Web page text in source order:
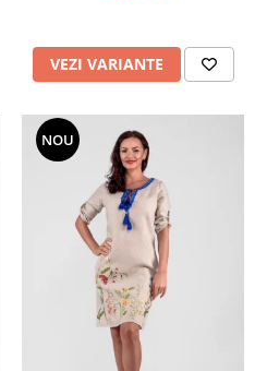
VEZI VARIANTE
NOU